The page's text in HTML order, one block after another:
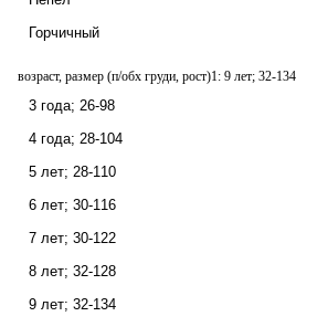
Горчичный
возраст, размер (п/обх груди, рост)1: 9 лет; 32-134
3 года; 26-98
4 года; 28-104
5 лет; 28-110
6 лет; 30-116
7 лет; 30-122
8 лет; 32-128
9 лет; 32-134